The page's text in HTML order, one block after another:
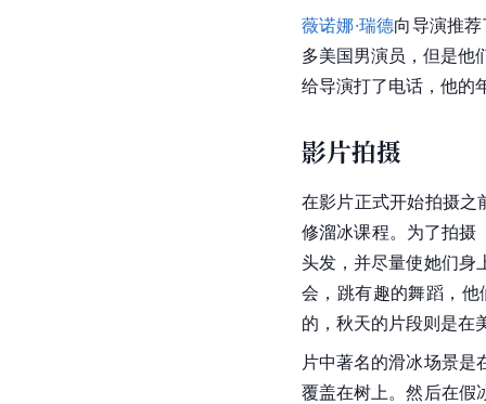
薇诺娜·瑞德向导演推
多美国男演员，但是他
给导演打了电话，他的
影片拍摄
在影片正式开始拍摄之
修溜冰课程。为了拍摄
头发，并尽量使她们身
会，跳有趣的舞蹈 ，
的，秋天的片段则是在
片中著名的滑冰场景
覆盖在树上。然后在假